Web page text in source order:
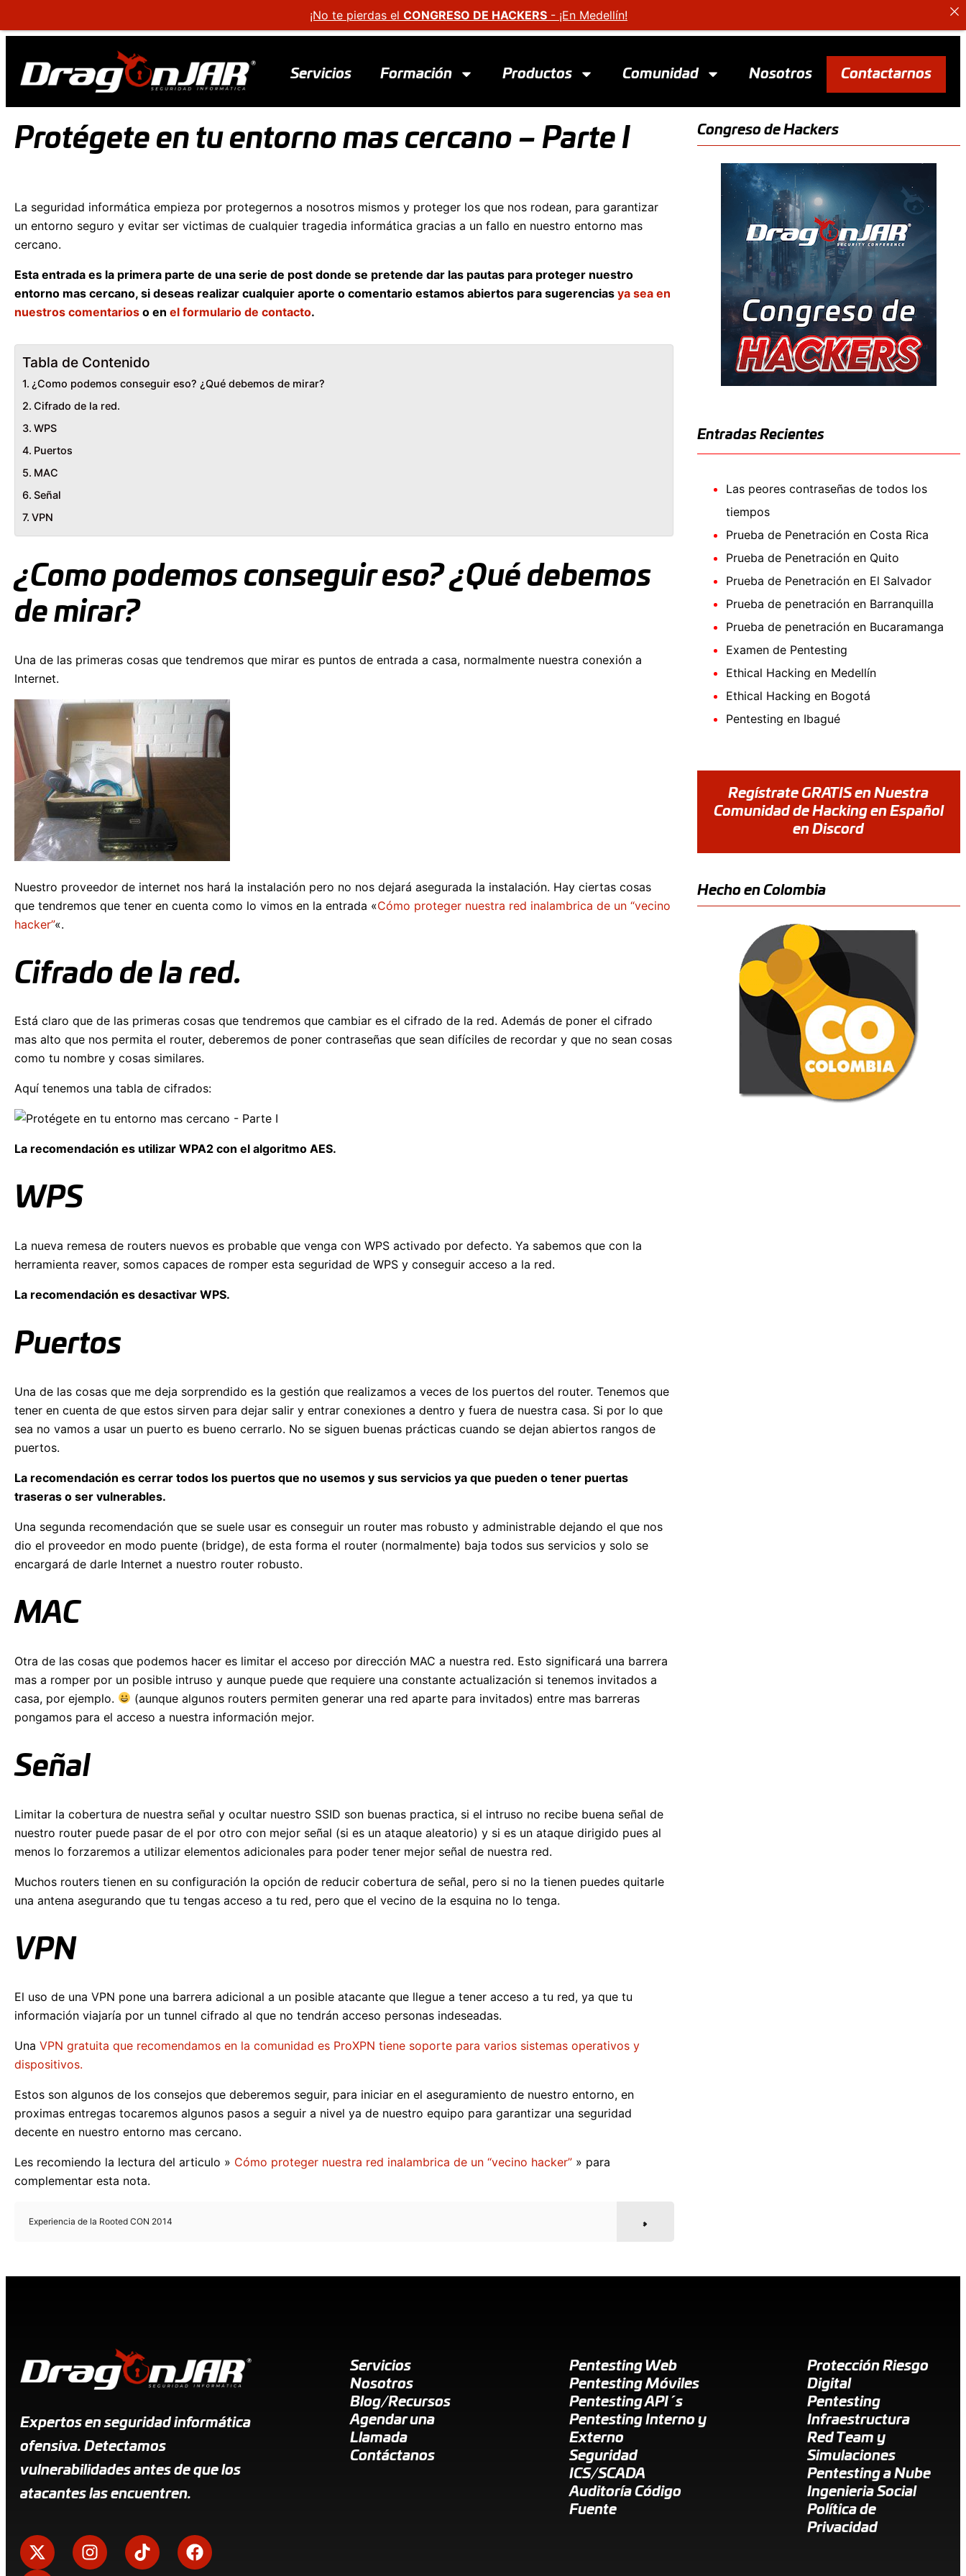
Servicios Formación Productos Comunidad Nosotros Contactarnos
Protégete en tu entorno mas cercano – Parte I
La seguridad informática empieza por protegernos a nosotros mismos y proteger los que nos rodean, para garantizar
un entorno seguro y evitar ser victimas de cualquier tragedia informática gracias a un fallo en nuestro entorno mas
cercano.
Esta entrada es la primera parte de una serie de post donde se pretende dar las pautas para proteger nuestro
entorno mas cercano, si deseas realizar cualquier aporte o comentario estamos abiertos para sugerencias ya sea en
nuestros comentarios o en el formulario de contacto.
Tabla de Contenido
¿Como podemos conseguir eso? ¿Qué debemos de mirar?
Cifrado de la red.
WPS
Puertos
MAC
Señal
VPN
¿Como podemos conseguir eso? ¿Qué debemos
de mirar?
Una de las primeras cosas que tendremos que mirar es puntos de entrada a casa, normalmente nuestra conexión a
Internet.
Nuestro proveedor de internet nos hará la instalación pero no nos dejará asegurada la instalación. Hay ciertas cosas
que tendremos que tener en cuenta como lo vimos en la entrada «Cómo proteger nuestra red inalambrica de un “vecino
hacker”«.
Cifrado de la red.
Está claro que de las primeras cosas que tendremos que cambiar es el cifrado de la red. Además de poner el cifrado
mas alto que nos permita el router, deberemos de poner contraseñas que sean difíciles de recordar y que no sean cosas
como tu nombre y cosas similares.
Aquí tenemos una tabla de cifrados:
La recomendación es utilizar WPA2 con el algoritmo AES.
WPS
La nueva remesa de routers nuevos es probable que venga con WPS activado por defecto. Ya sabemos que con la
herramienta reaver, somos capaces de romper esta seguridad de WPS y conseguir acceso a la red.
La recomendación es desactivar WPS.
Puertos
Una de las cosas que me deja sorprendido es la gestión que realizamos a veces de los puertos del router. Tenemos que
tener en cuenta de que estos sirven para dejar salir y entrar conexiones a dentro y fuera de nuestra casa. Si por lo que
sea no vamos a usar un puerto es bueno cerrarlo. No se siguen buenas prácticas cuando se dejan abiertos rangos de
puertos.
La recomendación es cerrar todos los puertos que no usemos y sus servicios ya que pueden o tener puertas
traseras o ser vulnerables.
Una segunda recomendación que se suele usar es conseguir un router mas robusto y administrable dejando el que nos
dio el proveedor en modo puente (bridge), de esta forma el router (normalmente) baja todos sus servicios y solo se
encargará de darle Internet a nuestro router robusto.
MAC
Otra de las cosas que podemos hacer es limitar el acceso por dirección MAC a nuestra red. Esto significará una barrera
mas a romper por un posible intruso y aunque puede que requiere una constante actualización si tenemos invitados a
casa, por ejemplo.
(aunque algunos routers permiten generar una red aparte para invitados) entre mas barreras
pongamos para el acceso a nuestra información mejor.
Señal
Limitar la cobertura de nuestra señal y ocultar nuestro SSID son buenas practica, si el intruso no recibe buena señal de
nuestro router puede pasar de el por otro con mejor señal (si es un ataque aleatorio) y si es un ataque dirigido pues al
menos lo forzaremos a utilizar elementos adicionales para poder tener mejor señal de nuestra red.
Muchos routers tienen en su configuración la opción de reducir cobertura de señal, pero si no la tienen puedes quitarle
una antena asegurando que tu tengas acceso a tu red, pero que el vecino de la esquina no lo tenga.
VPN
El uso de una VPN pone una barrera adicional a un posible atacante que llegue a tener acceso a tu red, ya que tu
información viajaría por un tunnel cifrado al que no tendrán acceso personas indeseadas.
Una VPN gratuita que recomendamos en la comunidad es ProXPN tiene soporte para varios sistemas operativos y
dispositivos.
Estos son algunos de los consejos que deberemos seguir, para iniciar en el aseguramiento de nuestro entorno, en
proximas entregas tocaremos algunos pasos a seguir a nivel ya de nuestro equipo para garantizar una seguridad
decente en nuestro entorno mas cercano.
Les recomiendo la lectura del articulo » Cómo proteger nuestra red inalambrica de un “vecino hacker” » para
complementar esta nota.
Experiencia de la Rooted CON 2014
Congreso de Hackers
Entradas Recientes
Las peores contraseñas de todos los
tiempos
Prueba de Penetración en Costa Rica
Prueba de Penetración en Quito
Prueba de Penetración en El Salvador
Prueba de penetración en Barranquilla
Prueba de penetración en Bucaramanga
Examen de Pentesting
Ethical Hacking en Medellín
Ethical Hacking en Bogotá
Pentesting en Ibagué
Regístrate GRATIS en Nuestra
Comunidad de Hacking en Español
en Discord
Hecho en Colombia
Expertos en seguridad informática
ofensiva. Detectamos
vulnerabilidades antes de que los
atacantes las encuentren.
Servicios
Nosotros
Blog/Recursos
Agendar una
Llamada
Contáctanos
Pentesting Web
Pentesting Móviles
Pentesting API´s
Pentesting Interno y
Externo
Seguridad
ICS/SCADA
Auditoría Código
Fuente
Protección Riesgo
Digital
Pentesting
Infraestructura
Red Team y
Simulaciones
Pentesting a Nube
Ingenieria Social
Política de
Privacidad
¡No te pierdas el CONGRESO DE HACKERS - ¡En Medellín!